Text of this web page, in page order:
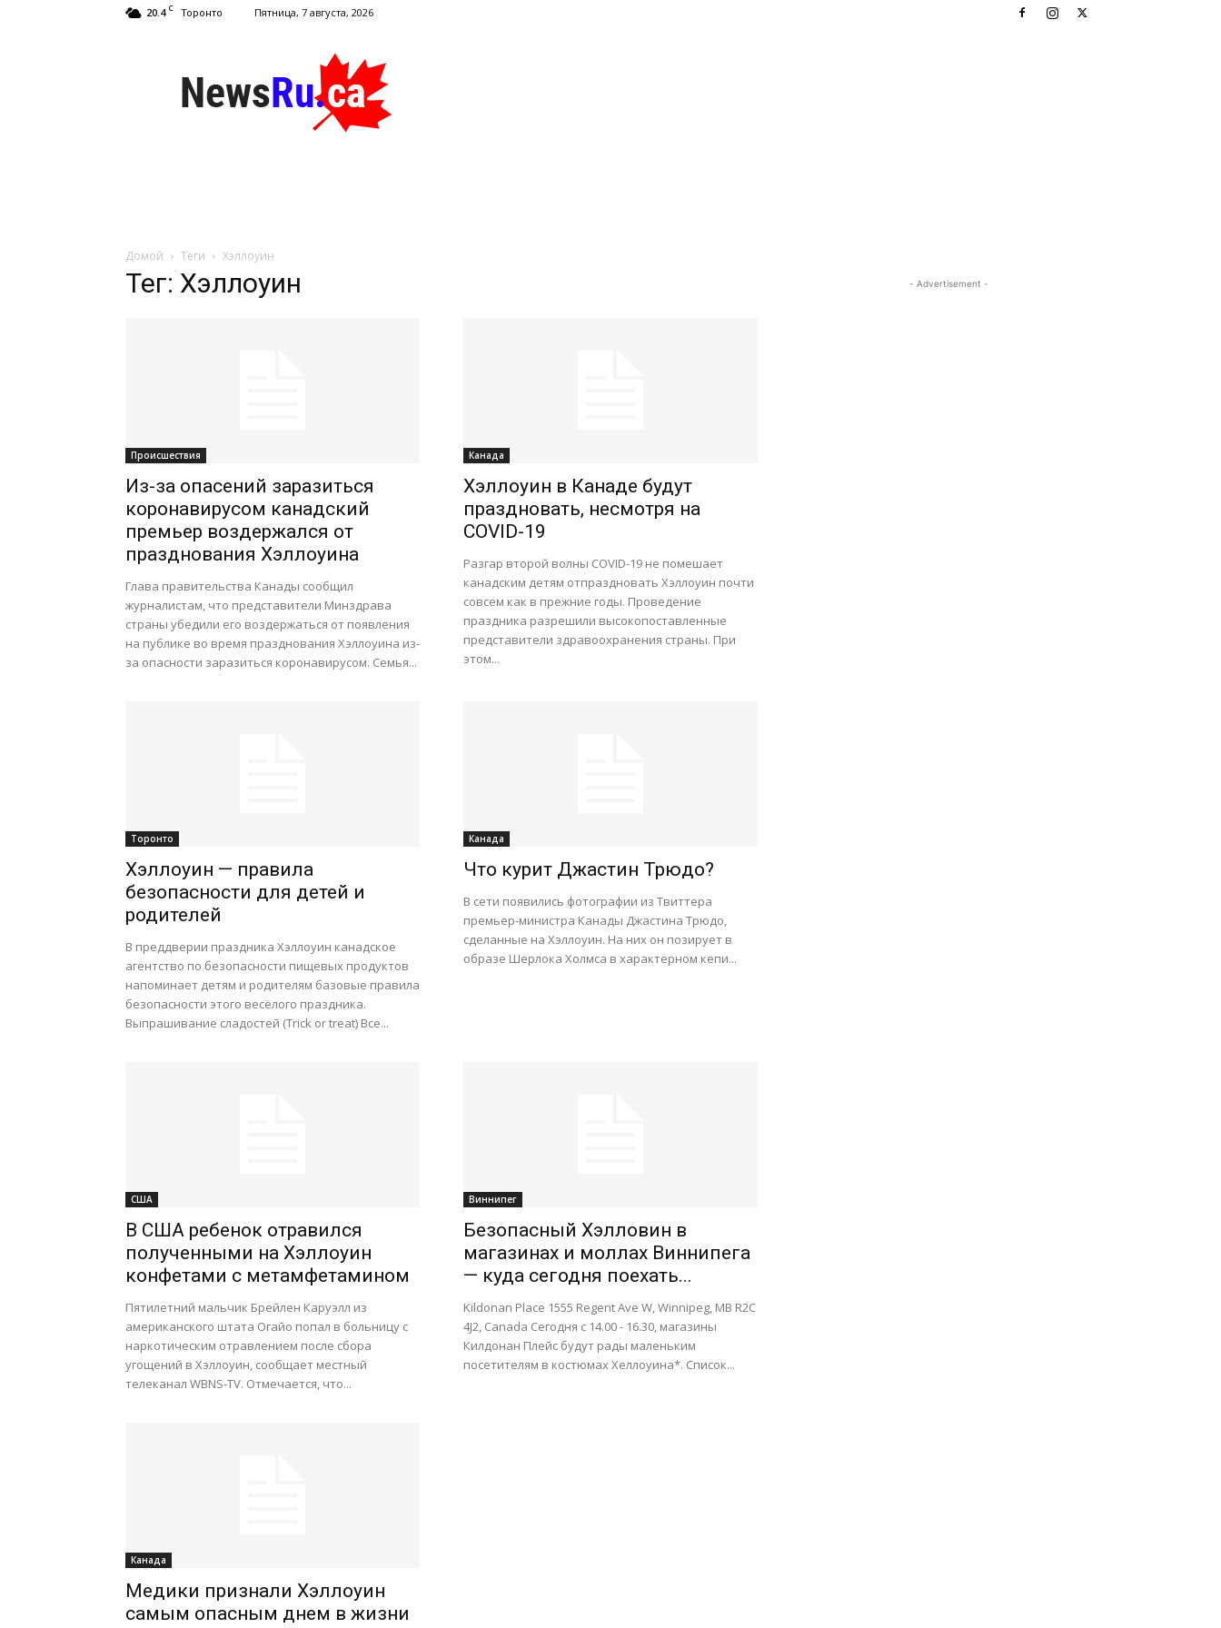
20.4 C Торонто Пятница, 7 августа, 2026
NewsRu.Ca
Домой Теги Хэллоуин
Тег: Хэллоуин
Происшествия
Из-за опасений заразиться
коронавирусом канадский
премьер воздержался от
празднования Хэллоуина
Глава правительства Канады сообщил
журналистам, что представители Минздрава
страны убедили его воздержаться от появления
на публике во время празднования Хэллоуина из-
за опасности заразиться коронавирусом. Семья...
Канада
Хэллоуин в Канаде будут
праздновать, несмотря на
COVID-19
Разгар второй волны COVID-19 не помешает
канадским детям отпраздновать Хэллоуин почти
совсем как в прежние годы. Проведение
праздника разрешили высокопоставленные
представители здравоохранения страны. При
этом...
Торонто
Хэллоуин — правила
безопасности для детей и
родителей
В преддверии праздника Хэллоуин канадское
агентство по безопасности пищевых продуктов
напоминает детям и родителям базовые правила
безопасности этого весёлого праздника.
Выпрашивание сладостей (Trick or treat) Все...
Канада
Что курит Джастин Трюдо?
В сети появились фотографии из Твиттера
премьер-министра Канады Джастина Трюдо,
сделанные на Хэллоуин. На них он позирует в
образе Шерлока Холмса в характерном кепи...
США
В США ребенок отравился
полученными на Хэллоуин
конфетами с метамфетамином
Пятилетний мальчик Брейлен Каруэлл из
американского штата Огайо попал в больницу с
наркотическим отравлением после сбора
угощений в Хэллоуин, сообщает местный
телеканал WBNS-TV. Отмечается, что...
Виннипег
Безопасный Хэлловин в
магазинах и моллах Виннипега
— куда сегодня поехать...
Kildonan Place 1555 Regent Ave W, Winnipeg, MB R2C
4J2, Canada Сегодня с 14.00 - 16.30, магазины
Килдонан Плейс будут рады маленьким
посетителям в костюмах Хеллоуина*. Список...
Канада
Медики признали Хэллоуин
самым опасным днем в жизни
- Advertisement -